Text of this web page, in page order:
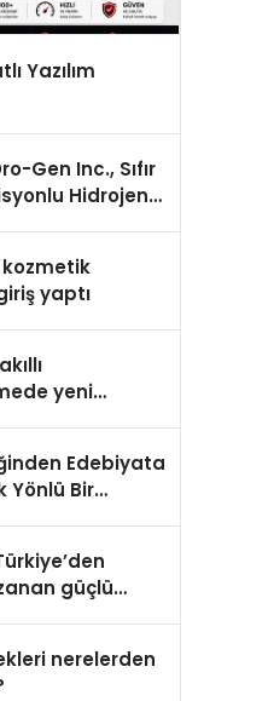
Yazılım
Gen Inc., Sıfır
Hidrojen
kozmetik
yaptı
yeni
Edebiyata
Yönlü Bir
güçlü
nerelerden